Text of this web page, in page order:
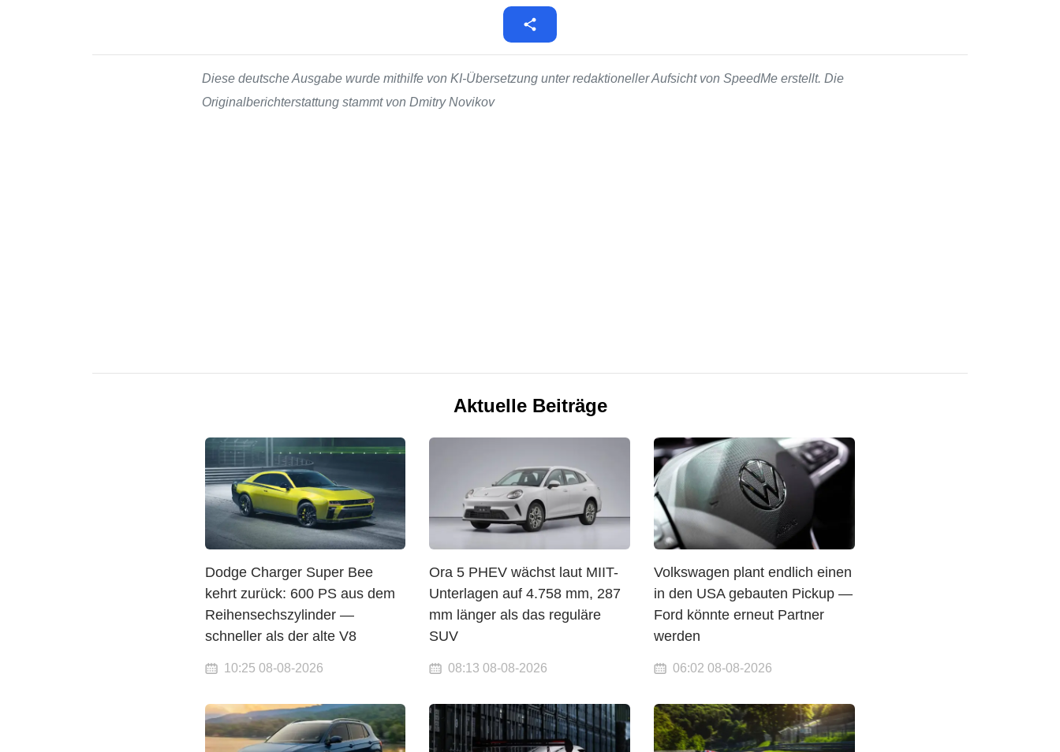
Diese deutsche Ausgabe wurde mithilfe von KI-Übersetzung unter redaktioneller Aufsicht von SpeedMe erstellt. Die
Originalberichterstattung stammt von Dmitry Novikov
Aktuelle Beiträge
Dodge Charger Super Bee
kehrt zurück: 600 PS aus dem
Reihensechszylinder —
schneller als der alte V8
10:25 08-08-2026
Ora 5 PHEV wächst laut MIIT-
Unterlagen auf 4.758 mm, 287
mm länger als das reguläre
SUV
08:13 08-08-2026
Volkswagen plant endlich einen
in den USA gebauten Pickup —
Ford könnte erneut Partner
werden
06:02 08-08-2026